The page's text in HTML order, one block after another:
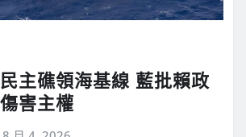
主礁領海基線 藍批賴政
害主權